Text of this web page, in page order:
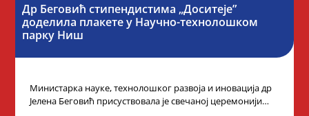
Др Беговић стипендистима „Доситеје”
доделила плакете у Научно-технолошком
парку Ниш
Министарка науке, технолошког развоја и иновација др
Јелена Беговић присуствовала је свечаној церемонији